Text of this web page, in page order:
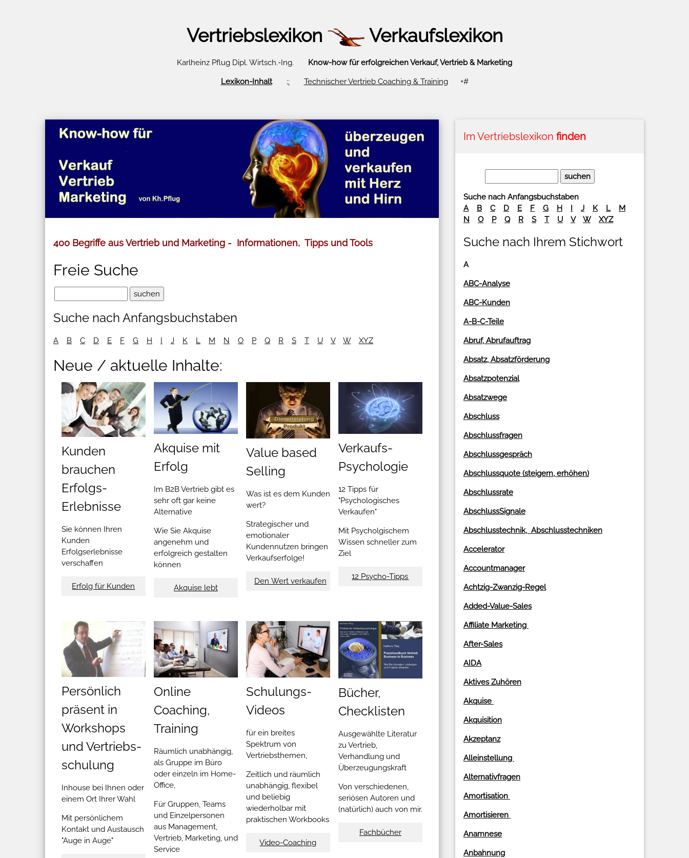
Vertriebslexikon Verkaufslexikon
Karlheinz Pflug Dipl. Wirtsch.-Ing. Know-how für erfolgreichen Verkauf, Vertrieb & Marketing
Lexikon-Inhalt ;: Technischer Vertrieb Coaching & Training+#
400 Begriffe aus Vertrieb und Marketing - Informationen, Tipps und Tools
Freie Suche
Suche nach Anfangsbuchstaben
A B C D E F G H I J K L M N O P Q R S T U V W XYZ
Neue / aktuelle Inhalte:
Kunden
brauchen
Erfolgs-
Erlebnisse
Sie können Ihren
Kunden
Erfolgserlebnisse
verschaffen
Erfolg für Kunden
Akquise mit
Erfolg
Im B2B Vertrieb gibt es
sehr oft gar keine
Alternative
Wie Sie Akquise
angenehm und
erfolgreich gestalten
können
Akquise lebt
Value based
Selling
Was ist es dem Kunden
wert?
Strategischer und
emotionaler
Kundennutzen bringen
Verkaufserfolge!
Den Wert verkaufen
Verkaufs-
Psychologie
12 Tipps für
"Psychologisches
Verkaufen"
Mit Psycholgischem
Wissen schneller zum
Ziel
12 Psycho-Tipps
Persönlich
präsent in
Workshops
und Vertriebs-
schulung
Inhouse bei Ihnen oder
einem Ort Ihrer Wahl
Mit persönlichem
Kontakt und Austausch
"Auge in Auge"
Online
Coaching,
Training
Räumlich unabhängig,
als Gruppe im Büro
oder einzeln im Home-
Office,
Für Gruppen, Teams
und Einzelpersonen
aus Management,
Vertrieb, Marketing, und
Service
Schulungs-
Videos
für ein breites
Spektrum von
Vertriebsthemen,
Zeitlich und räumlich
unabhängig, flexibel
und beliebig
wiederholbar mit
praktischen Workbooks
Video-Coaching
Bücher,
Checklisten
Ausgewählte Literatur
zu Vertrieb,
Verhandlung und
Überzeugungskraft
Von verschiedenen,
seriösen Autoren und
(natürlich) auch von mir.
Fachbücher
Im Vertriebslexikon finden
Suche nach Anfangsbuchstaben
A
B C D E F G H I J K L
M
N
O P Q R S T U V W XYZ
Suche nach Ihrem Stichwort
A
ABC-Analyse
ABC-Kunden
A-B-C-Teile
Abruf, Abrufauftrag
Absatz, Absatzförderung
Absatzpotenzial
Absatzwege
Abschluss
Abschlussfragen
Abschlussgespräch
Abschlussquote (steigern, erhöhen)
Abschlussrate
AbschlussSignale
Abschlusstechnik, Abschlusstechniken
Accelerator
Accountmanager
Achtzig-Zwanzig-Regel
Added-Value-Sales
Affiliate Marketing
After-Sales
AIDA
Aktives Zuhören
Akquise
Akquisition
Akzeptanz
Alleinstellung
Alternativfragen
Amortisation
Amortisieren
Anamnese
Anbahnung